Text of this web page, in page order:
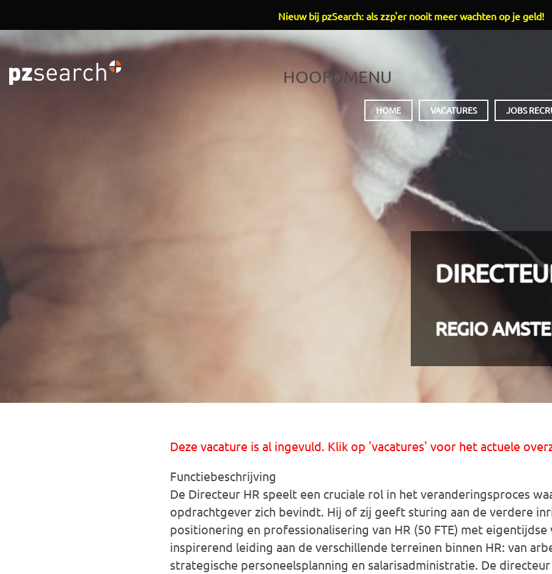
HOOFDMENU
HOME VACATURES JOBS
REGIO
Deze vacature is al ingevuld. Klik op 'vacatures' voor het actuele
Functiebeschrijving
De Directeur HR speelt een cruciale rol in het veranderingsproces
opdrachtgever zich bevindt. Hij of zij geeft sturing aan de verdere
positionering en professionalisering van HR (50 FTE) met eigentijdse
inspirerend leiding aan de verschillende terreinen binnen HR: van
strategische personeelsplanning en salarisadministratie. De
Nieuw bij pzSearch: als zzp'er nooit meer wachten op je geld!